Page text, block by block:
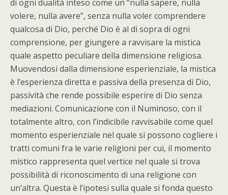
di ogni dualità inteso come un “nulla sapere, nulla
volere, nulla avere”, senza nulla voler comprendere
qualcosa di Dio, perché Dio è al di sopra di ogni
comprensione, per giungere a ravvisare la mistica
quale aspetto peculiare della dimensione religiosa.
Muovendosi dalla dimensione esperienziale, la mistica
è l’esperienza diretta e passiva della presenza di Dio,
passività che rende possibile esperire di Dio senza
mediazioni. Comunicazione con il Numinoso, con il
totalmente altro, con l’indicibile ravvisabile come quel
momento esperienziale nel quale si possono cogliere i
tratti comuni fra le varie religioni per cui, il momento
mistico rappresenta quel vertice nel quale si trova
possibilità di riconoscimento di una religione con
un’altra. Questa è l’ipotesi sulla quale si fonda questo